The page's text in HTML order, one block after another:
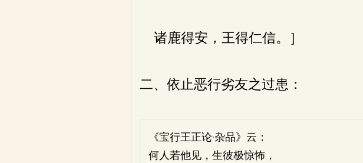
诸鹿得安，王得仁信。］
二、依止恶行劣友之过患：
《宝行王正论·杂品》云：
何人若他见，生彼极惊怖，